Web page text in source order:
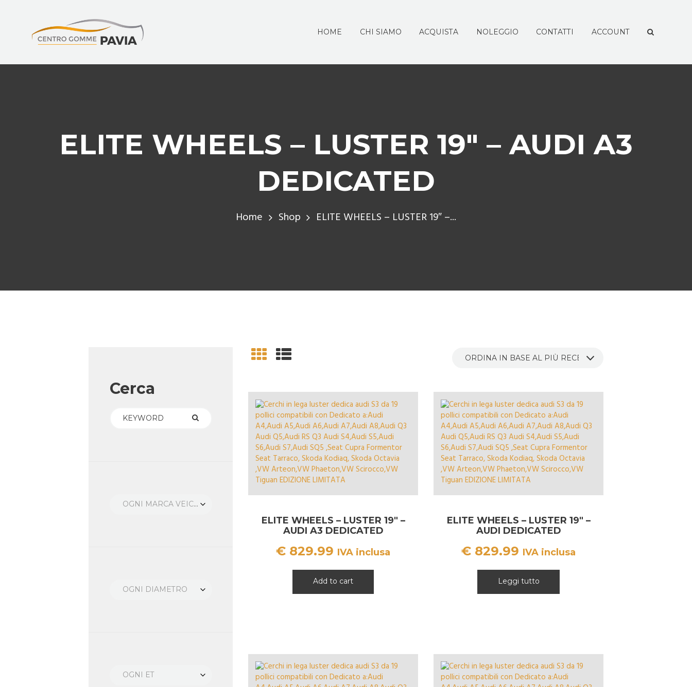
HOME CHI SIAMO ACQUISTA NOLEGGIO CONTATTI ACCOUNT
ELITE WHEELS – LUSTER 19″ – AUDI A3
DEDICATED
Home Shop ELITE WHEELS – LUSTER 19″ –...
ELITE WHEELS – LUSTER 19″ –
AUDI A3 DEDICATED
€ 829.99 IVA inclusa
Add to cart
ELITE WHEELS – LUSTER 19″ –
AUDI DEDICATED
€ 829.99 IVA inclusa
Leggi tutto
Cerca
OGNI MARCA VEICOLO
OGNI DIAMETRO
OGNI ET